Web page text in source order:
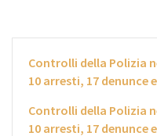
Controlli della Polizia
10 arresti, 17 denunce
Controlli della Polizia
10 arresti, 17 denunce